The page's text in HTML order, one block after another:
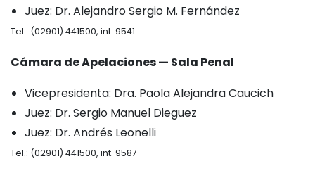
Juez: Dr. Alejandro Sergio M. Fernández
Tel.: (02901) 441500, int. 9541
Cámara de Apelaciones — Sala Penal
Vicepresidenta: Dra. Paola Alejandra Caucich
Juez: Dr. Sergio Manuel Dieguez
Juez: Dr. Andrés Leonelli
Tel.: (02901) 441500, int. 9587